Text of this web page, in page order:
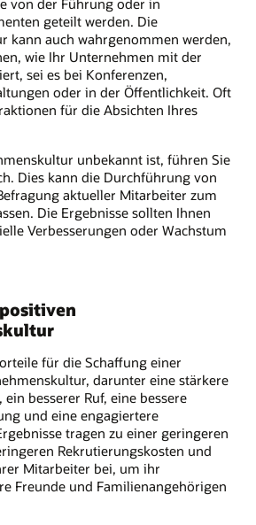
von der Führung oder in
geteilt werden. Die
kann auch wahrgenommen werden,
wie Ihr Unternehmen mit der
sei es bei Konferenzen,
oder in der Öffentlichkeit. Oft
für die Absichten Ihres
unbekannt ist, führen Sie
Dies kann die Durchführung von
aktueller Mitarbeiter zum
Die Ergebnisse sollten Ihnen
Verbesserungen oder Wachstum
für die Schaffung einer
darunter eine stärkere
besserer Ruf, eine bessere
und eine engagiertere
tragen zu einer geringeren
Rekrutierungskosten und
Mitarbeiter bei, um ihr
Freunde und Familienangehörigen